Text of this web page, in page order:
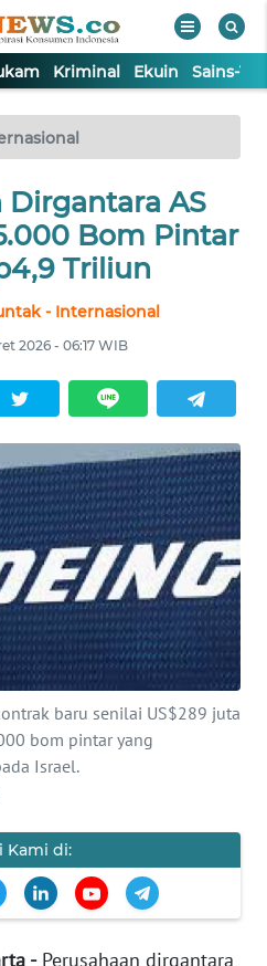
Kriminal Ekuin Sains-
Dirgantara AS
Bom Pintar
Triliun
- Internasional
2026 - 06:17 WIB
baru senilai US$289 juta
bom pintar yang
Israel.
Kami di:
-Perusahaan dirgantara